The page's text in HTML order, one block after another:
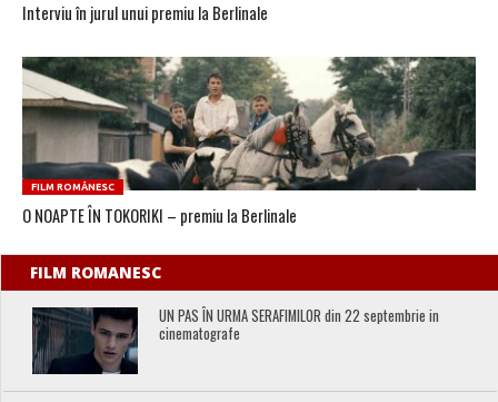
Interviu în jurul unui premiu la Berlinale
FILM ROMÂNESC
O NOAPTE ÎN TOKORIKI – premiu la Berlinale
FILM ROMANESC
UN PAS ÎN URMA SERAFIMILOR din 22 septembrie in
cinematografe